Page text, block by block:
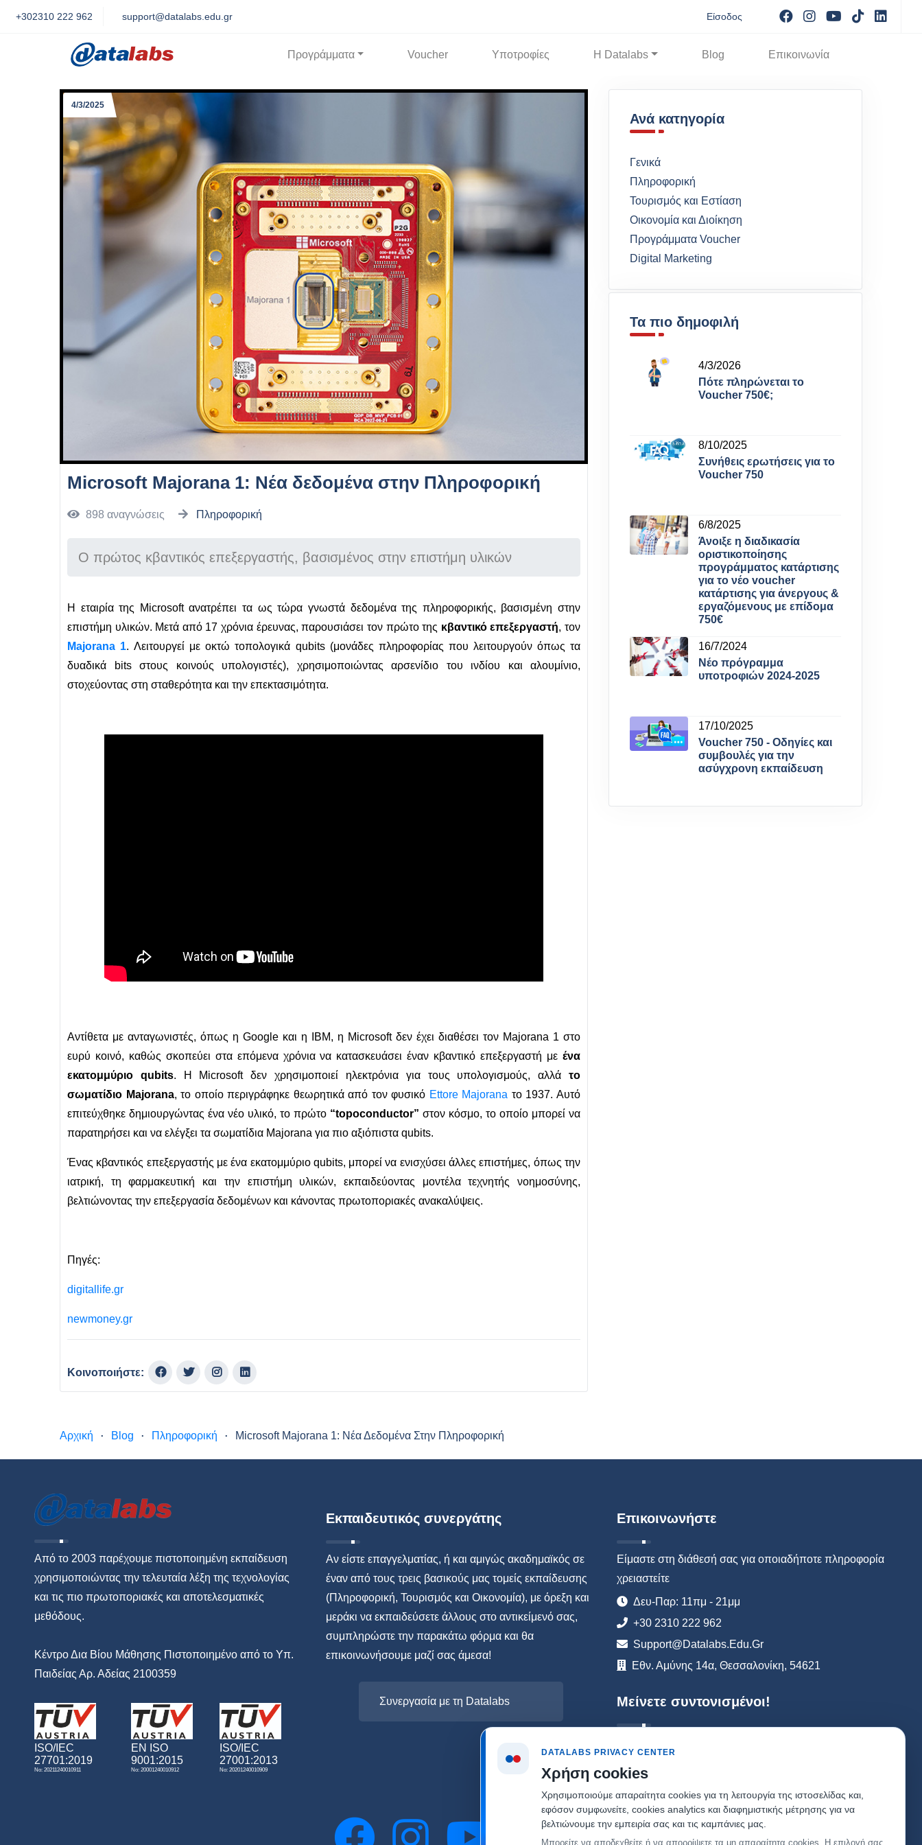
+302310 222 962 support@datalabs.edu.gr Είσοδος Visit facebook
Visit instagram
Visit youtube
Visit
Προγράμματα Voucher Υποτροφίες Η Datalabs Blog Επικοινωνία
4/3/2025
Microsoft Majorana 1: Νέα δεδομένα στην Πληροφορική
898 αναγνώσεις Πληροφορική
Ο πρώτος κβαντικός επεξεργαστής, βασισμένος στην επιστήμη υλικών
Η εταιρία της Microsoft ανατρέπει τα ως τώρα γνωστά δεδομένα της πληροφορικής, βασισμένη στην
επιστήμη υλικών. Μετά από 17 χρόνια έρευνας, παρουσιάσει τον πρώτο της κβαντικό επεξεργαστή, τον
Majorana 1. Λειτουργεί με οκτώ τοπολογικά qubits (μονάδες πληροφορίας που λειτουργούν όπως τα
δυαδικά bits στους κοινούς υπολογιστές), χρησιμοποιώντας αρσενίδιο του ινδίου και αλουμίνιο,
στοχεύοντας στη σταθερότητα και την επεκτασιμότητα.
Αντίθετα με ανταγωνιστές, όπως η Google και η IBM, η Microsoft δεν έχει διαθέσει τον Majorana 1 στο
ευρύ κοινό, καθώς σκοπεύει στα επόμενα χρόνια να κατασκευάσει έναν κβαντικό επεξεργαστή με ένα
εκατομμύριο qubits. Η Microsoft δεν χρησιμοποιεί ηλεκτρόνια για τους υπολογισμούς, αλλάτο
σωματίδιο Majorana, το οποίο περιγράφηκε θεωρητικά από τον φυσικό Ettore Majorana το 1937. Αυτό
επιτεύχθηκε δημιουργώντας ένα νέο υλικό, το πρώτο “topoconductor” στον κόσμο, το οποίο μπορεί να
παρατηρήσει και να ελέγξει τα σωματίδια Majorana για πιο αξιόπιστα qubits.
Ένας κβαντικός επεξεργαστής με ένα εκατομμύριο qubits, μπορεί να ενισχύσει άλλες επιστήμες, όπως την
ιατρική, τη φαρμακευτική και την επιστήμη υλικών, εκπαιδεύοντας μοντέλα τεχνητής νοημοσύνης,
βελτιώνοντας την επεξεργασία δεδομένων και κάνοντας πρωτοποριακές ανακαλύψεις.
Πηγές:
digitallife.gr
newmoney.gr
Κοινοποιήστε:
Ανά κατηγορία
Γενικά
Πληροφορική
Τουρισμός και Εστίαση
Οικονομία και Διοίκηση
Προγράμματα Voucher
Digital Marketing
Τα πιο δημοφιλή
4/3/2026
Πότε πληρώνεται το
Voucher 750€;
8/10/2025
Συνήθεις ερωτήσεις για το
Voucher 750
6/8/2025
Άνοιξε η διαδικασία
οριστικοποίησης
προγράμματος κατάρτισης
για το νέο voucher
κατάρτισης για άνεργους &
εργαζόμενους με επίδομα
750€
16/7/2024
Νέο πρόγραμμα
υποτροφιών 2024-2025
17/10/2025
Voucher 750 - Οδηγίες και
συμβουλές για την
ασύγχρονη εκπαίδευση
Αρχική Blog Πληροφορική Microsoft Majorana 1: Νέα Δεδομένα Στην Πληροφορική
Από το 2003 παρέχουμε πιστοποιημένη εκπαίδευση
χρησιμοποιώντας την τελευταία λέξη της τεχνολογίας
και τις πιο πρωτοποριακές και αποτελεσματικές
μεθόδους.
Κέντρο Δια Βίου Μάθησης Πιστοποιημένο από το Υπ.
Παιδείας Αρ. Αδείας 2100359
ISO/IEC
27701:2019
No: 20211240010911
EN ISO
9001:2015
No: 20001240010912
ISO/IEC
27001:2013
No: 20201240010909
Εκπαιδευτικός συνεργάτης
Αν είστε επαγγελματίας, ή και αμιγώς ακαδημαϊκός σε
έναν από τους τρεις βασικούς μας τομείς εκπαίδευσης
(Πληροφορική, Τουρισμός και Οικονομία), με όρεξη και
μεράκι να εκπαιδεύσετε άλλους στο αντικείμενό σας,
συμπληρώστε την παρακάτω φόρμα και θα
επικοινωνήσουμε μαζί σας άμεσα!
Συνεργασία με τη Datalabs
Επικοινωνήστε
Είμαστε στη διάθεσή σας για οποιαδήποτε πληροφορία
χρειαστείτε
Δευ-Παρ: 11πμ - 21μμ
+30 2310 222 962
Support@datalabs.edu.gr
Εθν. Αμύνης 14α, Θεσσαλονίκη, 54621
Μείνετε συντονισμένοι!
DATALABS PRIVACY CENTER
Χρήση cookies
Χρησιμοποιούμε απαραίτητα cookies για τη λειτουργία της ιστοσελίδας και,
εφόσον συμφωνείτε, cookies analytics και διαφημιστικής μέτρησης για να
βελτιώνουμε την εμπειρία σας και τις καμπάνιες μας.
Μπορείτε να αποδεχθείτε ή να απορρίψετε τα μη απαραίτητα cookies. Η επιλογή σας